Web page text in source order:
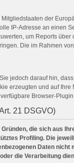
der
IP-Adresse an einen
um Reports
Die im Rahmen
jedoch darauf hin,
erzeugten und auf
Browser-
21 DSGVO)
die sich aus
Profiling. Die
Daten
die Verarbeitung